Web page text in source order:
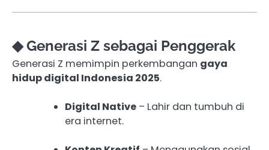
◆ Generasi Z sebagai Penggerak
Generasi Z memimpin perkembangan gaya
hidup digital Indonesia 2025.
Digital Native – Lahir dan tumbuh di
era internet.